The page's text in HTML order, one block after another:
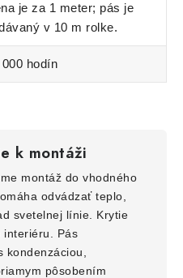
je za 1 meter; pás je
v 10 m rolke.
000 hodín
k montáži
montáž do vhodného
odvádzať teplo,
svetelnej línie. Krytie
interiéru. Pás
pôsobením